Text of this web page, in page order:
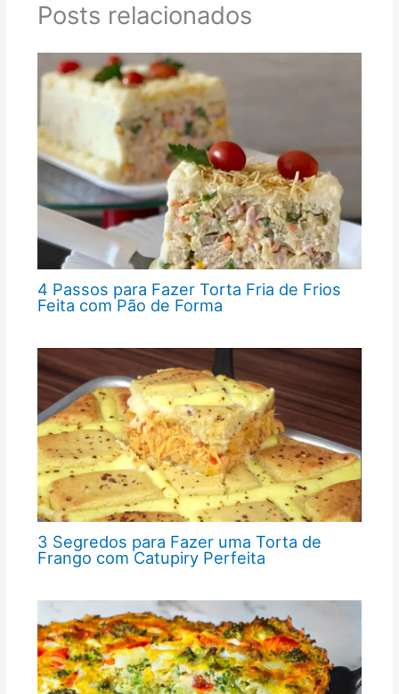
Posts relacionados
4 Passos para Fazer Torta Fria de Frios
Feita com Pão de Forma
3 Segredos para Fazer uma Torta de
Frango com Catupiry Perfeita